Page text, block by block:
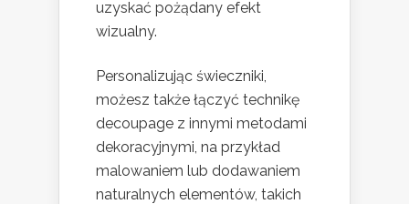
uzyskać pożądany efekt
wizualny.
Personalizując świeczniki,
możesz także łączyć technikę
decoupage z innymi metodami
dekoracyjnymi, na przykład
malowaniem lub dodawaniem
naturalnych elementów, takich